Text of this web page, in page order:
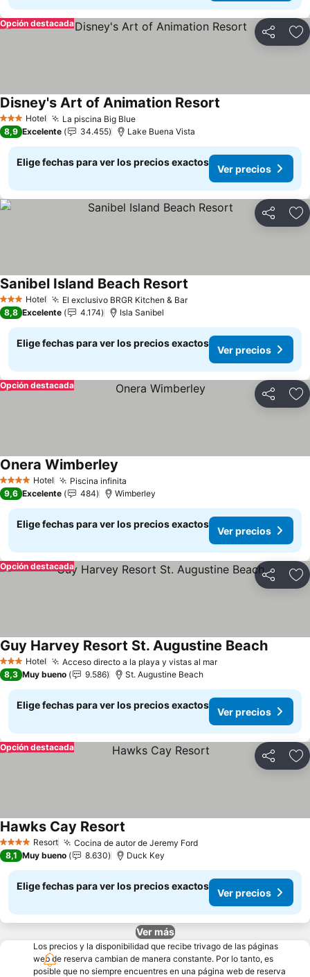
Compartir
Opción destacada
3 Estrellas
Hotel La piscina Big Blue
Disney's Art of Animation Resort
8,9 Excelente 34.455 Lake Buena Vista
Elige fechas para ver los precios exactos
Ver precios
Compartir
3 Estrellas
Hotel El exclusivo BRGR Kitchen & Bar
Sanibel Island Beach Resort
8,8 Excelente 4.174 Isla Sanibel
Elige fechas para ver los precios exactos
Ver precios
Compartir
Opción destacada
4 EstrellasHotel Piscina infinita
Onera Wimberley
9,6 Excelente 484 Wimberley
Elige fechas para ver los precios exactos
Ver precios
Compartir
Opción destacada
3 Estrellas
Hotel Acceso directo a la playa y vistas al mar
Guy Harvey Resort St. Augustine Beach
8,3 Muy bueno 9.586 St. Augustine Beach
Elige fechas para ver los precios exactos
Ver precios
Compartir
Opción destacada
4 EstrellasResort Cocina de autor de Jeremy Ford
Hawks Cay Resort
8,1 Muy bueno 8.630 Duck Key
Elige fechas para ver los precios exactos
Ver precios
Ver más
Los precios y la disponibilidad que recibe trivago de las páginas
web de reserva cambian de manera constante. Por lo tanto, es
posible que no siempre encuentres en una página web de reserva